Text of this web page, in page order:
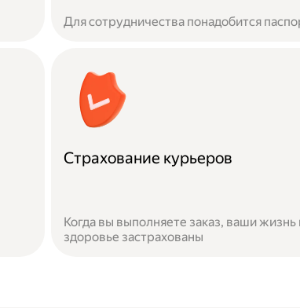
Для сотрудничества понадобится
Страхование курьеров
Когда вы выполняете заказ, ваши жизнь
здоровье застрахованы